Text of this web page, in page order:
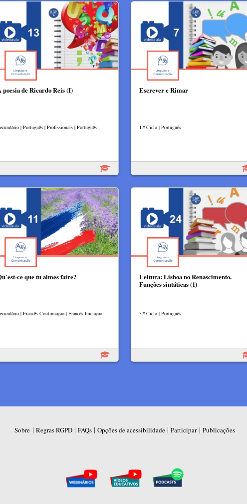
poesia de Ricardo Reis (I)
| Português | Profissionais | Português
Escrever e Rimar
1.º Ciclo | Português
ce que tu aimes faire?
| Francês Continuação | Francês Iniciação
Leitura: Lisboa no Renascimento.
Funções sintáticas (1)
3.º Ciclo | Português
Sobre | Regras RGPD | FAQs | Opções de acessibilidade | Participar| Publicações